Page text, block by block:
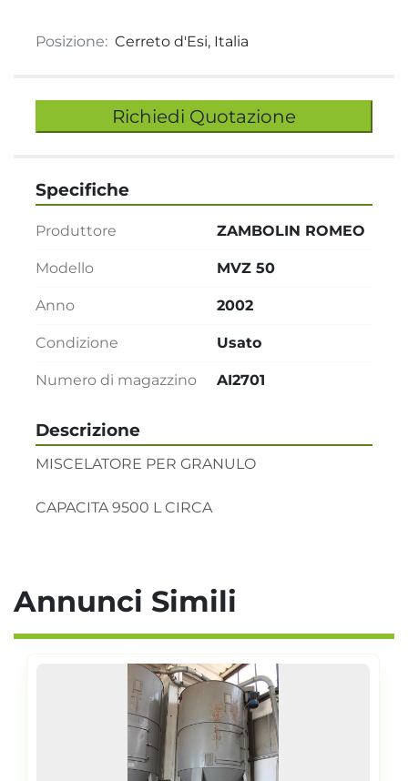
Posizione: Cerreto d'Esi, Italia
Richiedi Quotazione
Descrizione
MISCELATORE PER GRANULO
CAPACITA 9500 L CIRCA
Specifiche
Produttore ZAMBOLIN ROMEO
Modello MVZ 50
Anno 2002
Condizione Usato
Numero di magazzino AI2701
Annunci Simili